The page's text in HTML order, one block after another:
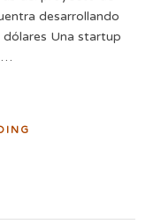
desarrollando
Una startup
…